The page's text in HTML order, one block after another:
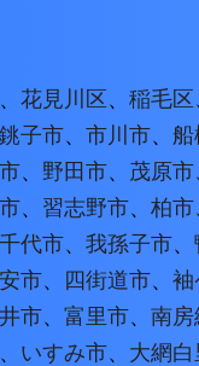
、 花見川区、 稲毛区
銚子市、 市川市、 船
、 野田市、 茂原市
、 習志野市、 柏市
代市、 我孫子市、
市、 四街道市、 袖
市、 富里市、 南
、 いすみ市、 大網